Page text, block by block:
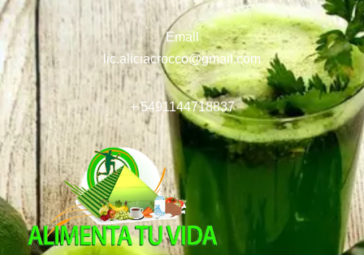
Email
lic.aliciacrocco@gmail.com
+ 5491144718837